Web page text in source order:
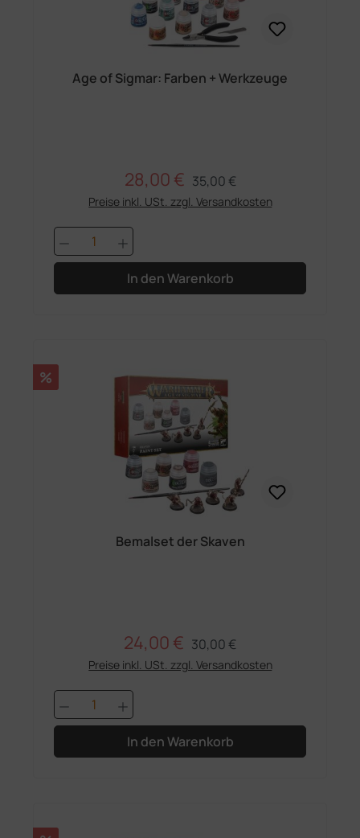
Age of Sigmar: Farben + Werkzeuge
Verkaufspreis:
28,00 € Regulärer Preis:
35,00 €
Preise inkl. USt. zzgl. Versandkosten
Produkt Anzahl: Gib den
In den Warenkorb
Rabatt
%
Bemalset der Skaven
Verkaufspreis:
24,00 € Regulärer Preis:
30,00 €
Preise inkl. USt. zzgl. Versandkosten
Produkt Anzahl: Gib den
In den Warenkorb